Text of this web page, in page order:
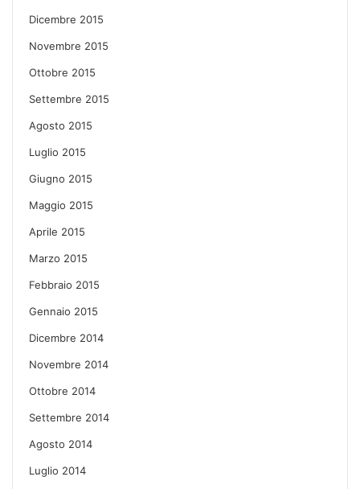
Dicembre 2015
Novembre 2015
Ottobre 2015
Settembre 2015
Agosto 2015
Luglio 2015
Giugno 2015
Maggio 2015
Aprile 2015
Marzo 2015
Febbraio 2015
Gennaio 2015
Dicembre 2014
Novembre 2014
Ottobre 2014
Settembre 2014
Agosto 2014
Luglio 2014